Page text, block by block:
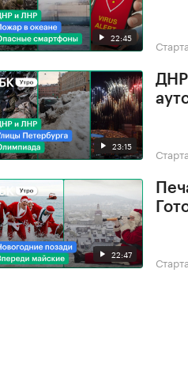
22:45
23:15
ДНР
22:47